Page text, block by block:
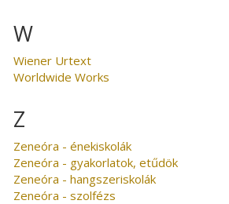
W
Wiener Urtext
Worldwide Works
Z
Zeneóra - énekiskolák
Zeneóra - gyakorlatok, etűdök
Zeneóra - hangszeriskolák
Zeneóra - szolfézs